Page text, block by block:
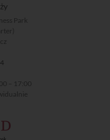
Park
– 17:00